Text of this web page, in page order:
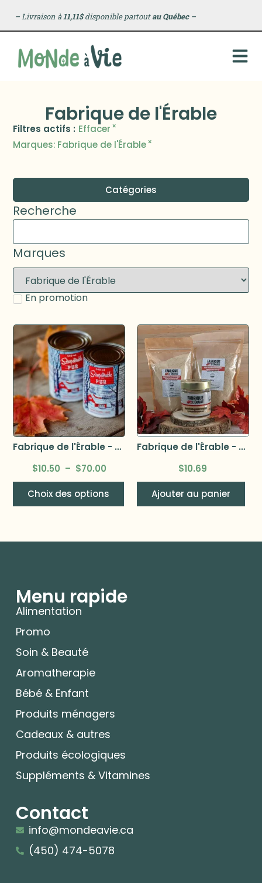
–Livraison à11,11$disponible partoutau Québec –
Fabrique de l'Érable
Filtres actifs : Effacer ×
Marques: Fabrique de l'Érable×
Catégories
Recherche
Marques
En promotion
Fabrique de l'Érable - Sirop d’érable biologique ambré
$10.50 – $70.00
Choix des options
Fabrique de l'Érable - Sucre érable bio 300g
$10.69
Ajouter au panier
Menu rapide
Alimentation
Promo
Soin & Beauté
Aromatherapie
Bébé & Enfant
Produits ménagers
Cadeaux & autres
Produits écologiques
Suppléments & Vitamines
Contact
info@mondeavie.ca
(450) 474-5078